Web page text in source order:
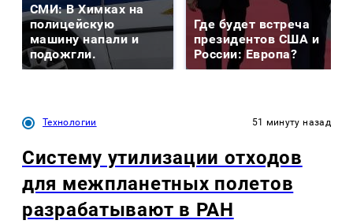
СМИ: В Химках на
полицейскую
машину напали и
подожгли.
Где будет встреча
президентов США и
России: Европа?
Технологии 51 минуту назад
Систему утилизации отходов
для межпланетных полетов
разрабатывают в РАН